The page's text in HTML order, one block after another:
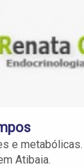
e
Atibaia.